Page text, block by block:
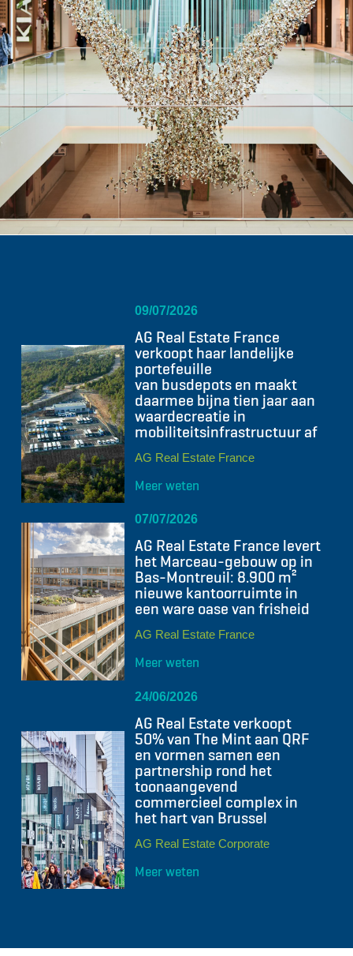
09/07/2026
AG Real Estate France
verkoopt haar landelijke
portefeuille
van busdepots en maakt
daarmee bijna tien jaar aan
waardecreatie in
mobiliteitsinfrastructuur af
AG Real Estate France
Meer weten
07/07/2026
AG Real Estate France levert
het Marceau-gebouw op in
Bas-Montreuil: 8.900 m²
nieuwe kantoorruimte in
een ware oase van frisheid
AG Real Estate France
Meer weten
24/06/2026
AG Real Estate verkoopt
50% van The Mint aan QRF
en vormen samen een
partnership rond het
toonaangevend
commercieel complex in
het hart van Brussel
AG Real Estate Corporate
Meer weten